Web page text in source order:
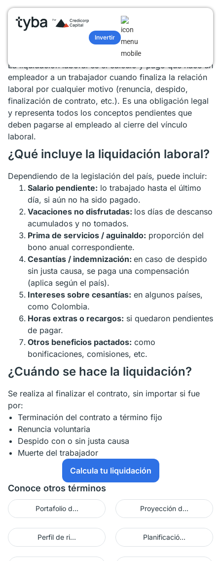
Invertir
Glosario/Liquidación laboral
Glosario términos de finanzas
Liquidación laboral
La liquidación laboral es el cálculo y pago que hace un
empleador a un trabajador cuando finaliza la relación
laboral por cualquier motivo (renuncia, despido,
finalización de contrato, etc.). Es una obligación legal
y representa todos los conceptos pendientes que
deben pagarse al empleado al cierre del vínculo
laboral.
¿Qué incluye la liquidación laboral?
Dependiendo de la legislación del país, puede incluir:
Salario pendiente: lo trabajado hasta el último
día, si aún no ha sido pagado.
Vacaciones no disfrutadas: los días de descanso
acumulados y no tomados.
Prima de servicios / aguinaldo: proporción del
bono anual correspondiente.
Cesantías / indemnización: en caso de despido
sin justa causa, se paga una compensación
(aplica según el país).
Intereses sobre cesantías: en algunos países,
como Colombia.
Horas extras o recargos: si quedaron pendientes
de pagar.
Otros beneficios pactados: como
bonificaciones, comisiones, etc.
¿Cuándo se hace la liquidación?
Se realiza al finalizar el contrato, sin importar si fue
por:
Terminación del contrato a término fijo
Renuncia voluntaria
Despido con o sin justa causa
Muerte del trabajador
Calcula tu liquidación
Conoce otros términos
Portafolio d... Proyección d...
Perfil de ri... Planificació...